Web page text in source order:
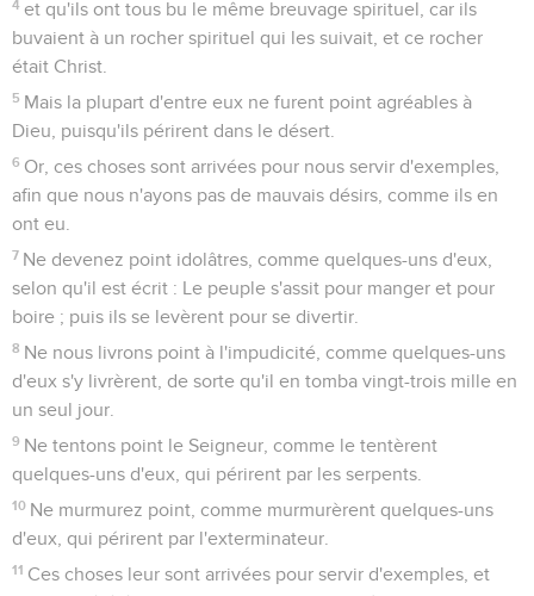
4 et qu'ils ont tous bu le même breuvage spirituel, car ils
buvaient à un rocher spirituel qui les suivait, et ce rocher
était Christ.
5 Mais la plupart d'entre eux ne furent point agréables à
Dieu, puisqu'ils périrent dans le désert.
6 Or, ces choses sont arrivées pour nous servir d'exemples,
afin que nous n'ayons pas de mauvais désirs, comme ils en
ont eu.
7 Ne devenez point idolâtres, comme quelques-uns d'eux,
selon qu'il est écrit : Le peuple s'assit pour manger et pour
boire ; puis ils se levèrent pour se divertir.
8 Ne nous livrons point à l'impudicité, comme quelques-uns
d'eux s'y livrèrent, de sorte qu'il en tomba vingt-trois mille en
un seul jour.
9 Ne tentons point le Seigneur, comme le tentèrent
quelques-uns d'eux, qui périrent par les serpents.
10 Ne murmurez point, comme murmurèrent quelques-uns
d'eux, qui périrent par l'exterminateur.
11 Ces choses leur sont arrivées pour servir d'exemples, et